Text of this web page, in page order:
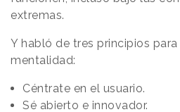
extremas.
Y habló de tres principios para
mentalidad:
Céntrate en el usuario.
Sé abierto e innovador.